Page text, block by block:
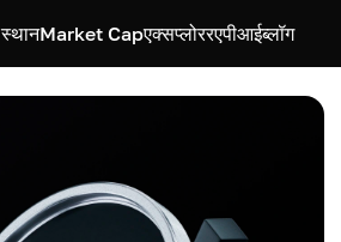
स्थानMarket Capएक्सप्लोररएपीआईब्लॉग